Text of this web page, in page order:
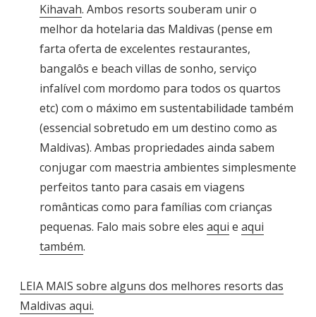
Kihavah. Ambos resorts souberam unir o
melhor da hotelaria das Maldivas (pense em
farta oferta de excelentes restaurantes,
bangalôs e beach villas de sonho, serviço
infalível com mordomo para todos os quartos
etc) com o máximo em sustentabilidade também
(essencial sobretudo em um destino como as
Maldivas). Ambas propriedades ainda sabem
conjugar com maestria ambientes simplesmente
perfeitos tanto para casais em viagens
românticas como para famílias com crianças
pequenas. Falo mais sobre eles aqui e aqui
também.
LEIA MAIS sobre alguns dos melhores resorts das
Maldivas aqui.